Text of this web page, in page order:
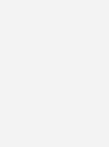
werden.
alles für die Haustechnik zur
gemeinsame Nenner“, sagt
Weigel, die bei Reisser
Energie agiert.
verändert, sind
Ideen gefragt – erst